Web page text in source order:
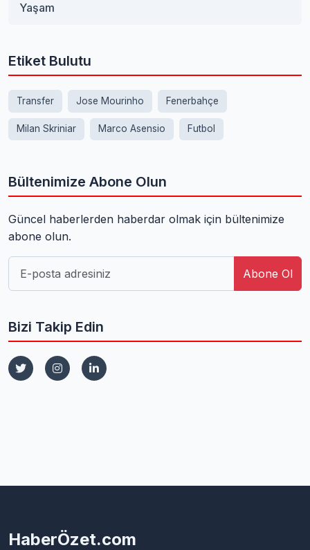
Yaşam
Etiket Bulutu
Transfer Jose Mourinho Fenerbahçe
Milan Skriniar Marco Asensio Futbol
Bültenimize Abone Olun
Güncel haberlerden haberdar olmak için bültenimize
abone olun.
Abone Ol
Bizi Takip Edin
HaberÖzet.com